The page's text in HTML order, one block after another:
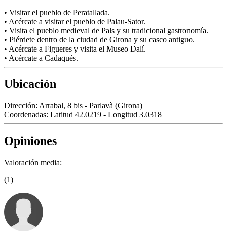
• Visitar el pueblo de Peratallada.
• Acércate a visitar el pueblo de Palau-Sator.
• Visita el pueblo medieval de Pals y su tradicional gastronomía.
• Piérdete dentro de la ciudad de Girona y su casco antiguo.
• Acércate a Figueres y visita el Museo Dalí.
• Acércate a Cadaqués.
Ubicación
Dirección: Arrabal, 8 bis - Parlavà (Girona)
Coordenadas: Latitud 42.0219 - Longitud 3.0318
Opiniones
Valoración media:
(1)